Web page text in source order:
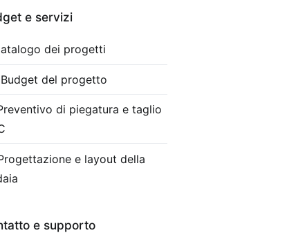
e servizi
dei progetti
Budget del progetto
di piegatura e taglio
e layout della
e supporto